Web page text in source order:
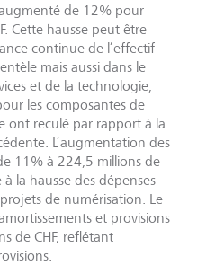
de 12% pour
Cette hausse peut être
continue de l’effectif
mais aussi dans le
et de la technologie,
les composantes de
ont reculé par rapport à la
L’augmentation des
11% à 224,5 millions de
la hausse des dépenses
de numérisation. Le
et provisions
de CHF, reflétant